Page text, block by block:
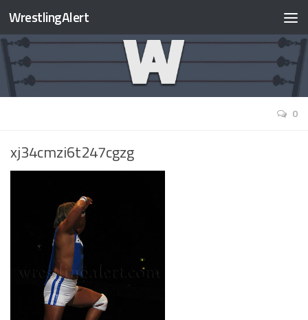
WrestlingAlert
0
xj34cmzi6t247cgzg